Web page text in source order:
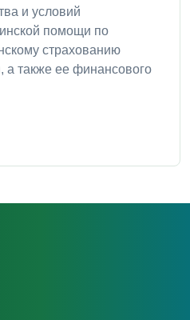
и условий
помощи по
страхованию
а также ее финансового